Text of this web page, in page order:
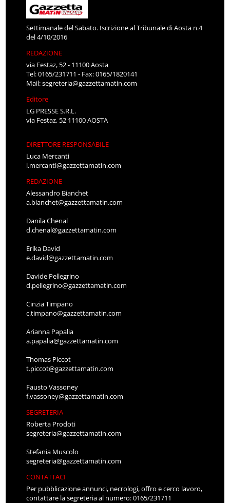
Settimanale del Sabato. Iscrizione al Tribunale di Aosta n.4
del 4/10/2016
REDAZIONE
via Festaz, 52 - 11100 Aosta
Tel: 0165/231711 - Fax: 0165/1820141
Mail:segreteria@gazzettamatin.com
Editore
LG PRESSE S.R.L.
via Festaz, 52 11100 AOSTA
DIRETTORE RESPONSABILE
Luca Mercanti
l.mercanti@gazzettamatin.com
REDAZIONE
Alessandro Bianchet
a.bianchet@gazzettamatin.com
Danila Chenal
d.chenal@gazzettamatin.com
Erika David
e.david@gazzettamatin.com
Davide Pellegrino
d.pellegrino@gazzettamatin.com
Cinzia Timpano
c.timpano@gazzettamatin.com
Arianna Papalia
a.papalia@gazzettamatin.com
Thomas Piccot
t.piccot@gazzettamatin.com
Fausto Vassoney
f.vassoney@gazzettamatin.com
SEGRETERIA
Roberta Prodoti
segreteria@gazzettamatin.com
Stefania Muscolo
segreteria@gazzettamatin.com
CONTATTACI
Per pubblicazione annunci, necrologi, offro e cerco lavoro,
contattare la segreteria al numero: 0165/231711